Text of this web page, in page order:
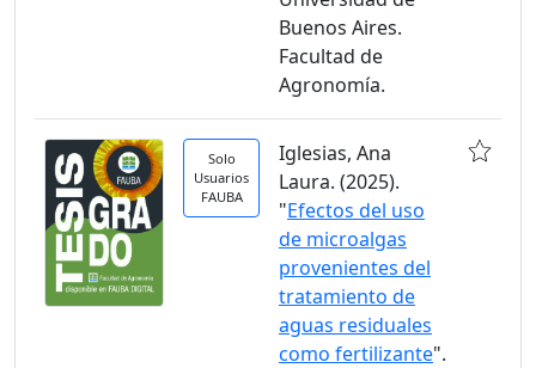
Buenos Aires.
Facultad de
Agronomía.
Solo
Usuarios
FAUBA
Iglesias, Ana
Laura. (2025).
"Efectos del uso
de microalgas
provenientes del
tratamiento de
aguas residuales
como fertilizante".